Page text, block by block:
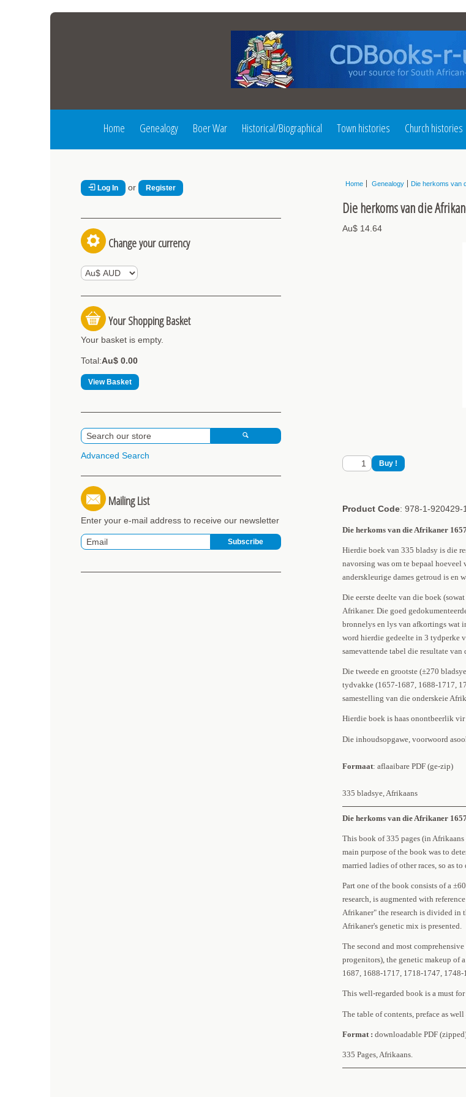
Home Genealogy Boer War Historical/Biographical Town histories Church histories
Log In or Register
Change your currency
Your Shopping Basket
Your basket is empty.
Total:Au$ 0.00
View Basket
Advanced Search
Mailing List
Enter your e-mail address to receive our newsletter
Home Genealogy Die herkoms van
Die herkoms van die
Au$ 14.64
Product Code: 978-1-920429-
Die herkoms van die Afrikaner
Hierdie boek van 335 bladsy is die
navorsing was om te bepaal
anderskleurige dames getroud is en
Die eerste deelte van die boek
Afrikaner. Die goed
bronnelys en lys van afkortings wat
word hierdie gedeelte in 3 tydperke
samevattende tabel die resultate van
Die tweede en grootste (±270
tydvakke (1657-1687, 1688-1717,
samestelling van die onderskeie
Hierdie boek is haas onontbeerlik
Die inhoudsopgawe, voorwoord
Formaat: aflaaibare PDF (ge-zip)
335 bladsye, Afrikaans
Die herkoms van die Afrikaner
This book of 335 pages (in
main purpose of the book was to
married ladies of other races, so as
Part one of the book consists of a
research, is augmented with
Afrikaner" the research is divided in
Afrikaner's genetic mix is presented.
The second and most
progenitors), the genetic makeup of
1687, 1688-1717, 1718-1747,
This well-regarded book is a must
The table of contents, preface as
Format : downloadable PDF
335 Pages, Afrikaans.